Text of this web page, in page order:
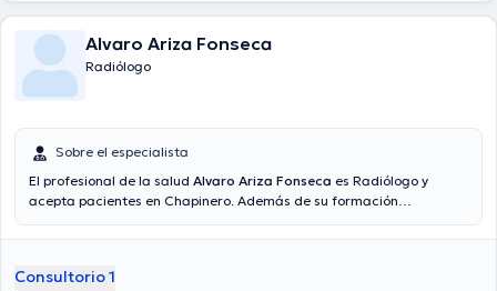
Alvaro Ariza Fonseca
Radiólogo
Sobre el especialista
El profesional de la salud Alvaro Ariza Fonseca es Radiólogo y
acepta pacientes en Chapinero. Además de su formación
su área de especialidad. El médico cuenta con varios años de
destacados como miembro de diversas asociaciones médicas.
Consultorio 1